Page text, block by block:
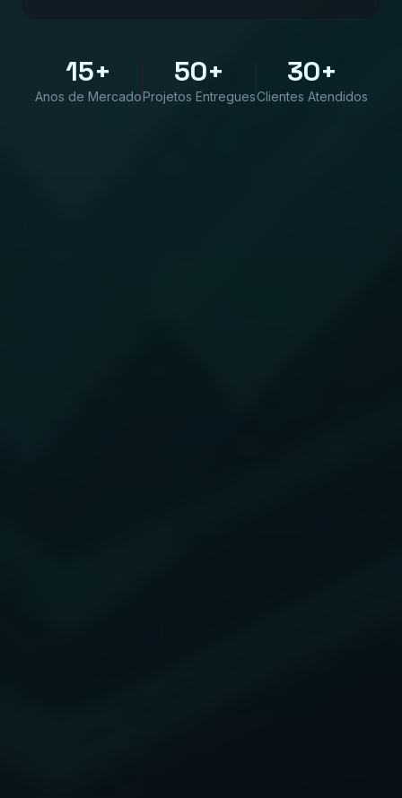
15+
Anos de Mercado
50+
Projetos Entregues
30+
Clientes Atendidos